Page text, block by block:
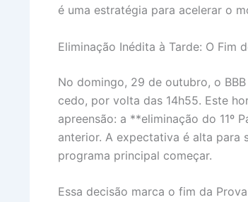
é uma estratégia para acelerar o
Eliminação Inédita à Tarde: O Fim
No domingo, 29 de outubro, o
cedo, por volta das 14h55. Este
apreensão: a **eliminação do 11º
anterior. A expectativa é alta para
programa principal começar.
Essa decisão marca o fim da